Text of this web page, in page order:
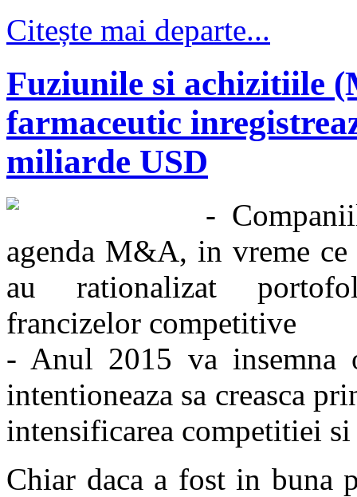
Citește mai departe...
Fuziunile si achizitiile
farmaceutic
miliarde USD
-
agenda M&A, in vreme
au rationalizat
francizelor competitive
- Anul 2015 va insemna
intentioneaza sa creasca
intensificarea competitiei
Chiar daca a fost in buna